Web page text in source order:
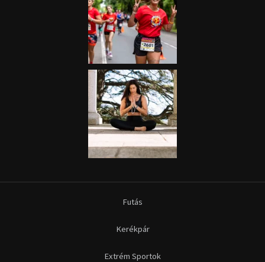
Futás
Kerékpár
Extrém Sportok